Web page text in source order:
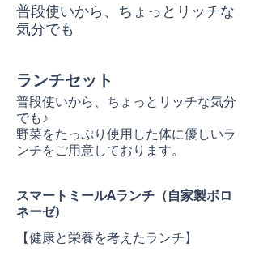
普段使いから、ちょっとリッチな
気分でも
ランチセット
普段使いから、ちょっとリッチな気分
でも♪
野菜をたっぷり使用した体に優しいラ
ンチをご用意しております。
スマートミールAランチ（自家製ボロ
ネーゼ)
【健康と栄養を考えたランチ】